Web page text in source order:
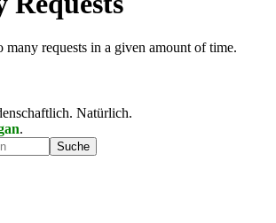
Natürlich.
.